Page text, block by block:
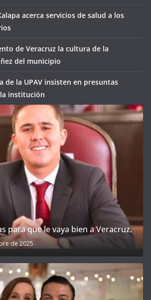
acerca servicios de salud a los
de Veracruz la cultura de la
del municipio
de la UPAV insisten en presuntas
institución
para que le vaya bien a Veracruz.
de 2025